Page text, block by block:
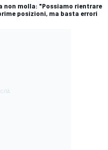
non molla: "Possiamo rientrare
posizioni, ma basta errori